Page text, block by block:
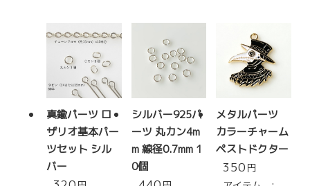
真鍮パーツ ロ
ザリオ基本パー
ツセット シル
バー
シルバー925パ
ーツ 丸カン4m
m 線径0.7mm 1
0個
メタルパーツ
カラーチャーム
ペストドクター
350 円